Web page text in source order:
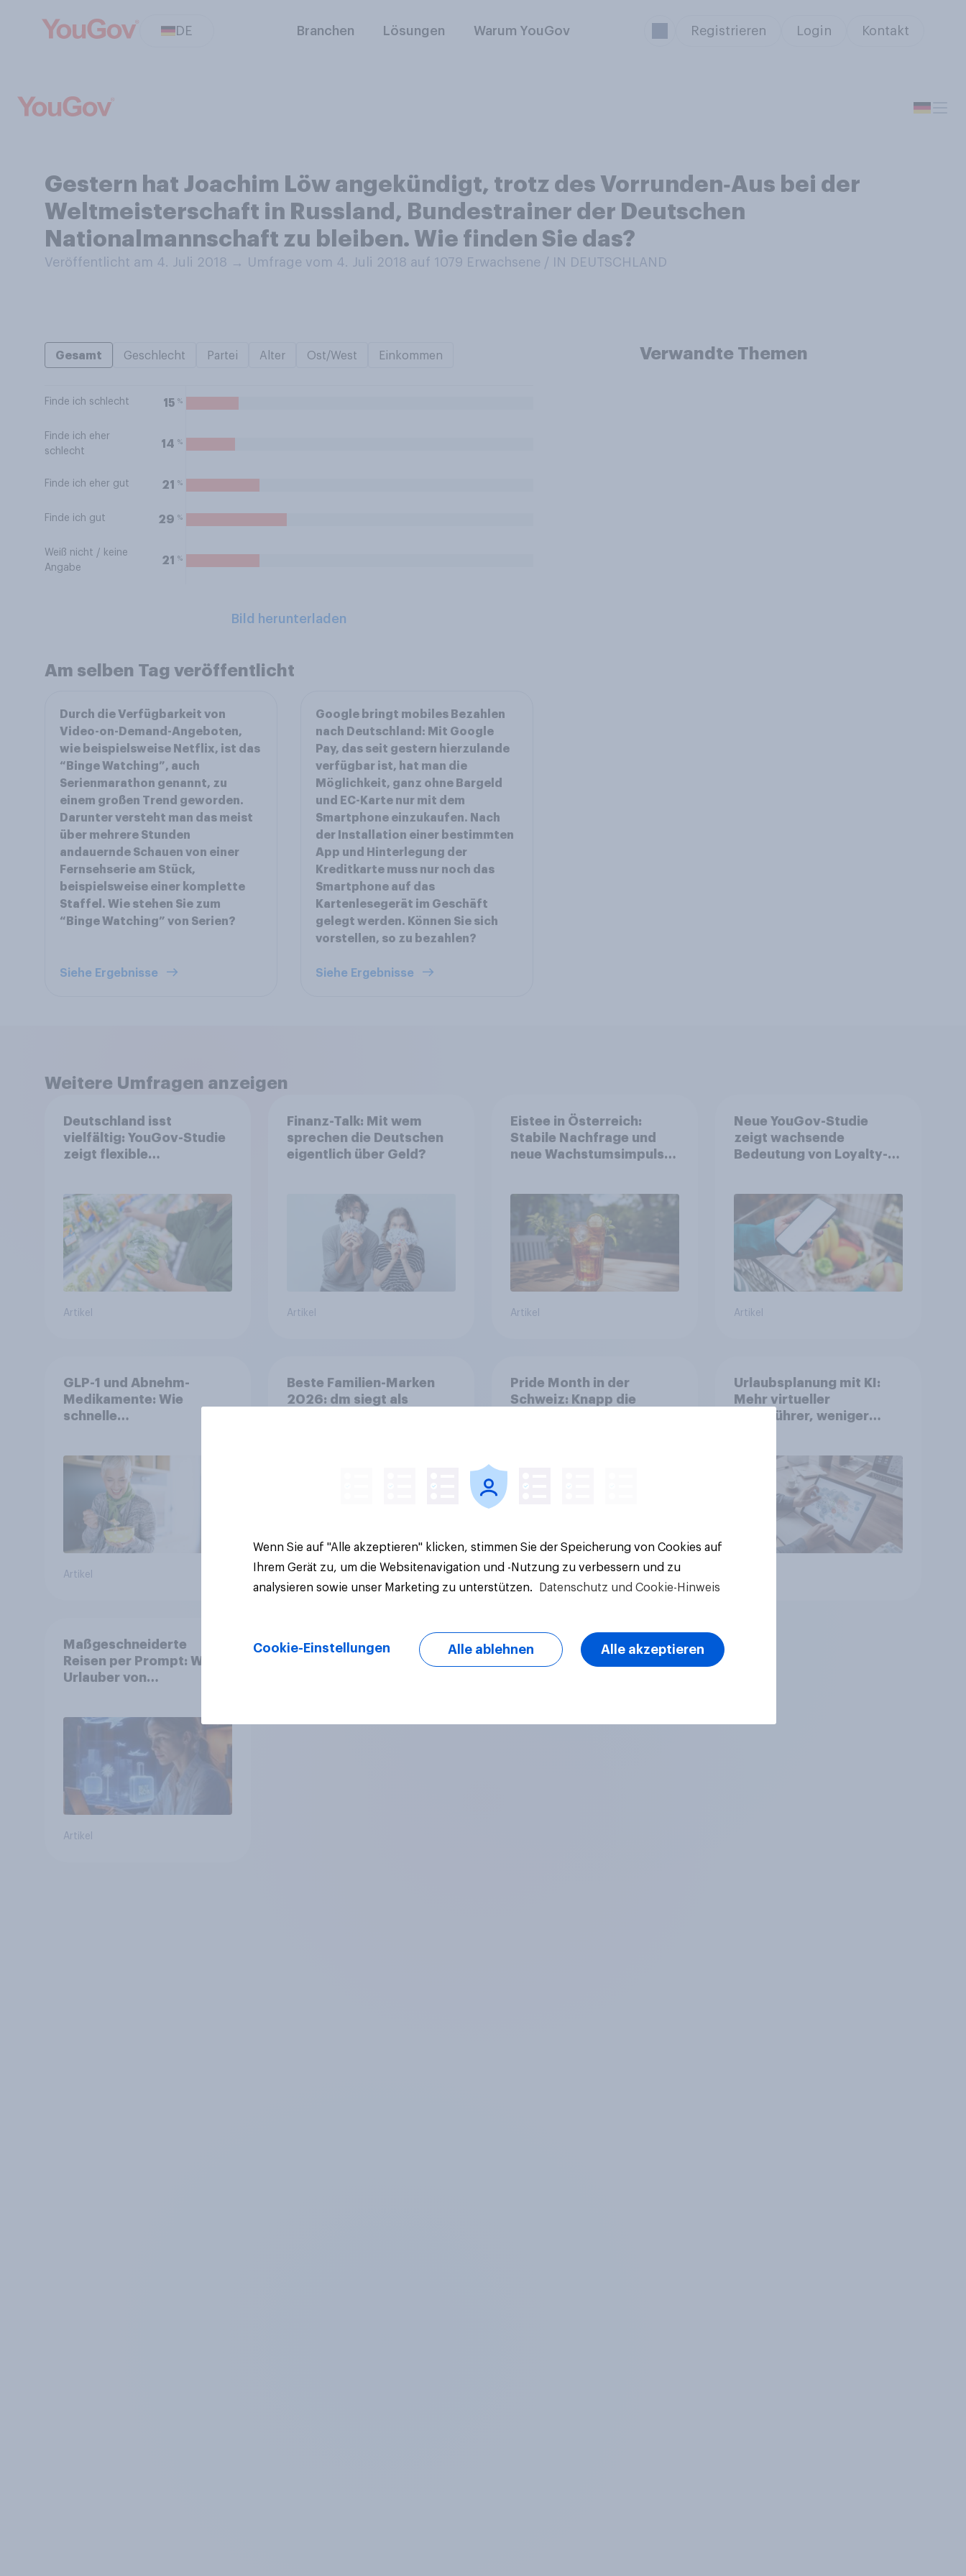
DE Branchen Lösungen Warum YouGov Registrieren Login Kontakt
Gestern hat Joachim Löw angekündigt, trotz des Vorrunden‑Aus bei der
Weltmeisterschaft in Russland, Bundestrainer der Deutschen
Nationalmannschaft zu bleiben. Wie finden Sie das?
Veröffentlicht am 4. Juli 2018 → Umfrage vom 4. Juli 2018 auf 1079 Erwachsene / IN DEUTSCHLAND
Gesamt Geschlecht Partei Alter Ost/West Einkommen
Finde ich schlecht 15 %
Finde ich eher
schlecht
14 %
Finde ich eher gut 21 %
Finde ich gut 29 %
Weiß nicht / keine
Angabe
21 %
Bild herunterladen
Verwandte Themen
Am selben Tag veröffentlicht
Durch die Verfügbarkeit von
Video-on-Demand-Angeboten,
wie beispielsweise Netflix, ist das
“Binge Watching”, auch
Serienmarathon genannt, zu
einem großen Trend geworden.
Darunter versteht man das meist
über mehrere Stunden
andauernde Schauen von einer
Fernsehserie am Stück,
beispielsweise einer komplette
Staffel. Wie stehen Sie zum
“Binge Watching” von Serien?
Siehe Ergebnisse
Google bringt mobiles Bezahlen
nach Deutschland: Mit Google
Pay, das seit gestern hierzulande
verfügbar ist, hat man die
Möglichkeit, ganz ohne Bargeld
und EC-Karte nur mit dem
Smartphone einzukaufen. Nach
der Installation einer bestimmten
App und Hinterlegung der
Kreditkarte muss nur noch das
Smartphone auf das
Kartenlesegerät im Geschäft
gelegt werden. Können Sie sich
vorstellen, so zu bezahlen?
Siehe Ergebnisse
Weitere Umfragen anzeigen
Deutschland isst
vielfältig: YouGov-Studie
zeigt flexible
Artikel
Finanz-Talk: Mit wem
sprechen die Deutschen
eigentlich über Geld?
Artikel
Eistee in Österreich:
Stabile Nachfrage und
neue Wachstumsimpulse
Artikel
Neue YouGov-Studie
zeigt wachsende
Bedeutung von Loyalty-
Artikel
GLP-1 und Abnehm-
Medikamente: Wie
schnelle
umgestalten
Artikel
Beste Familien-Marken
2026: dm siegt als
Pride Month in der
Schweiz: Knapp die
Urlaubsplanung mit KI:
Mehr virtueller
Reiseführer, weniger
Maßgeschneiderte
Reisen per Prompt: Was
Urlauber von
Tools bei der
Reiseplanung bereits
genutzt werden
Artikel
Wenn Sie auf "Alle akzeptieren" klicken, stimmen Sie der Speicherung von Cookies auf
Ihrem Gerät zu, um die Websitenavigation und -Nutzung zu verbessern und zu
analysieren sowie unser Marketing zu unterstützen.
Datenschutz und Cookie-Hinweis
Cookie-Einstellungen Alle ablehnen Alle akzeptieren